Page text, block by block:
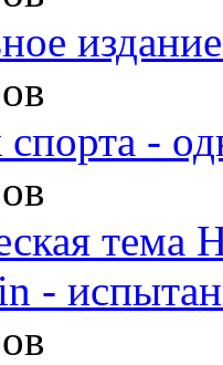
-
тема
-